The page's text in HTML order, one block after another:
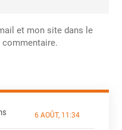
et mon site dans le
commentaire.
6 AOÛT, 11:34